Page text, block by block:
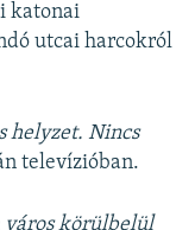
katonai
utcai harcokról
helyzet. Nincs
televízióban.
város körülbelül